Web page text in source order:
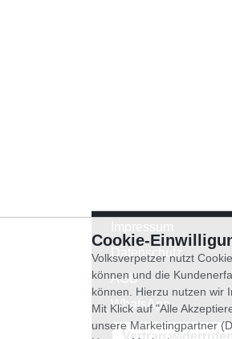
Datenschutz
AGB
WhatsApp
Vertrag widerrufen
Cookie-
Volksverpetzer nutzt
können und die
können. Hierzu nutzen wir
Mit Klick auf "Alle
unsere Marketingpartner